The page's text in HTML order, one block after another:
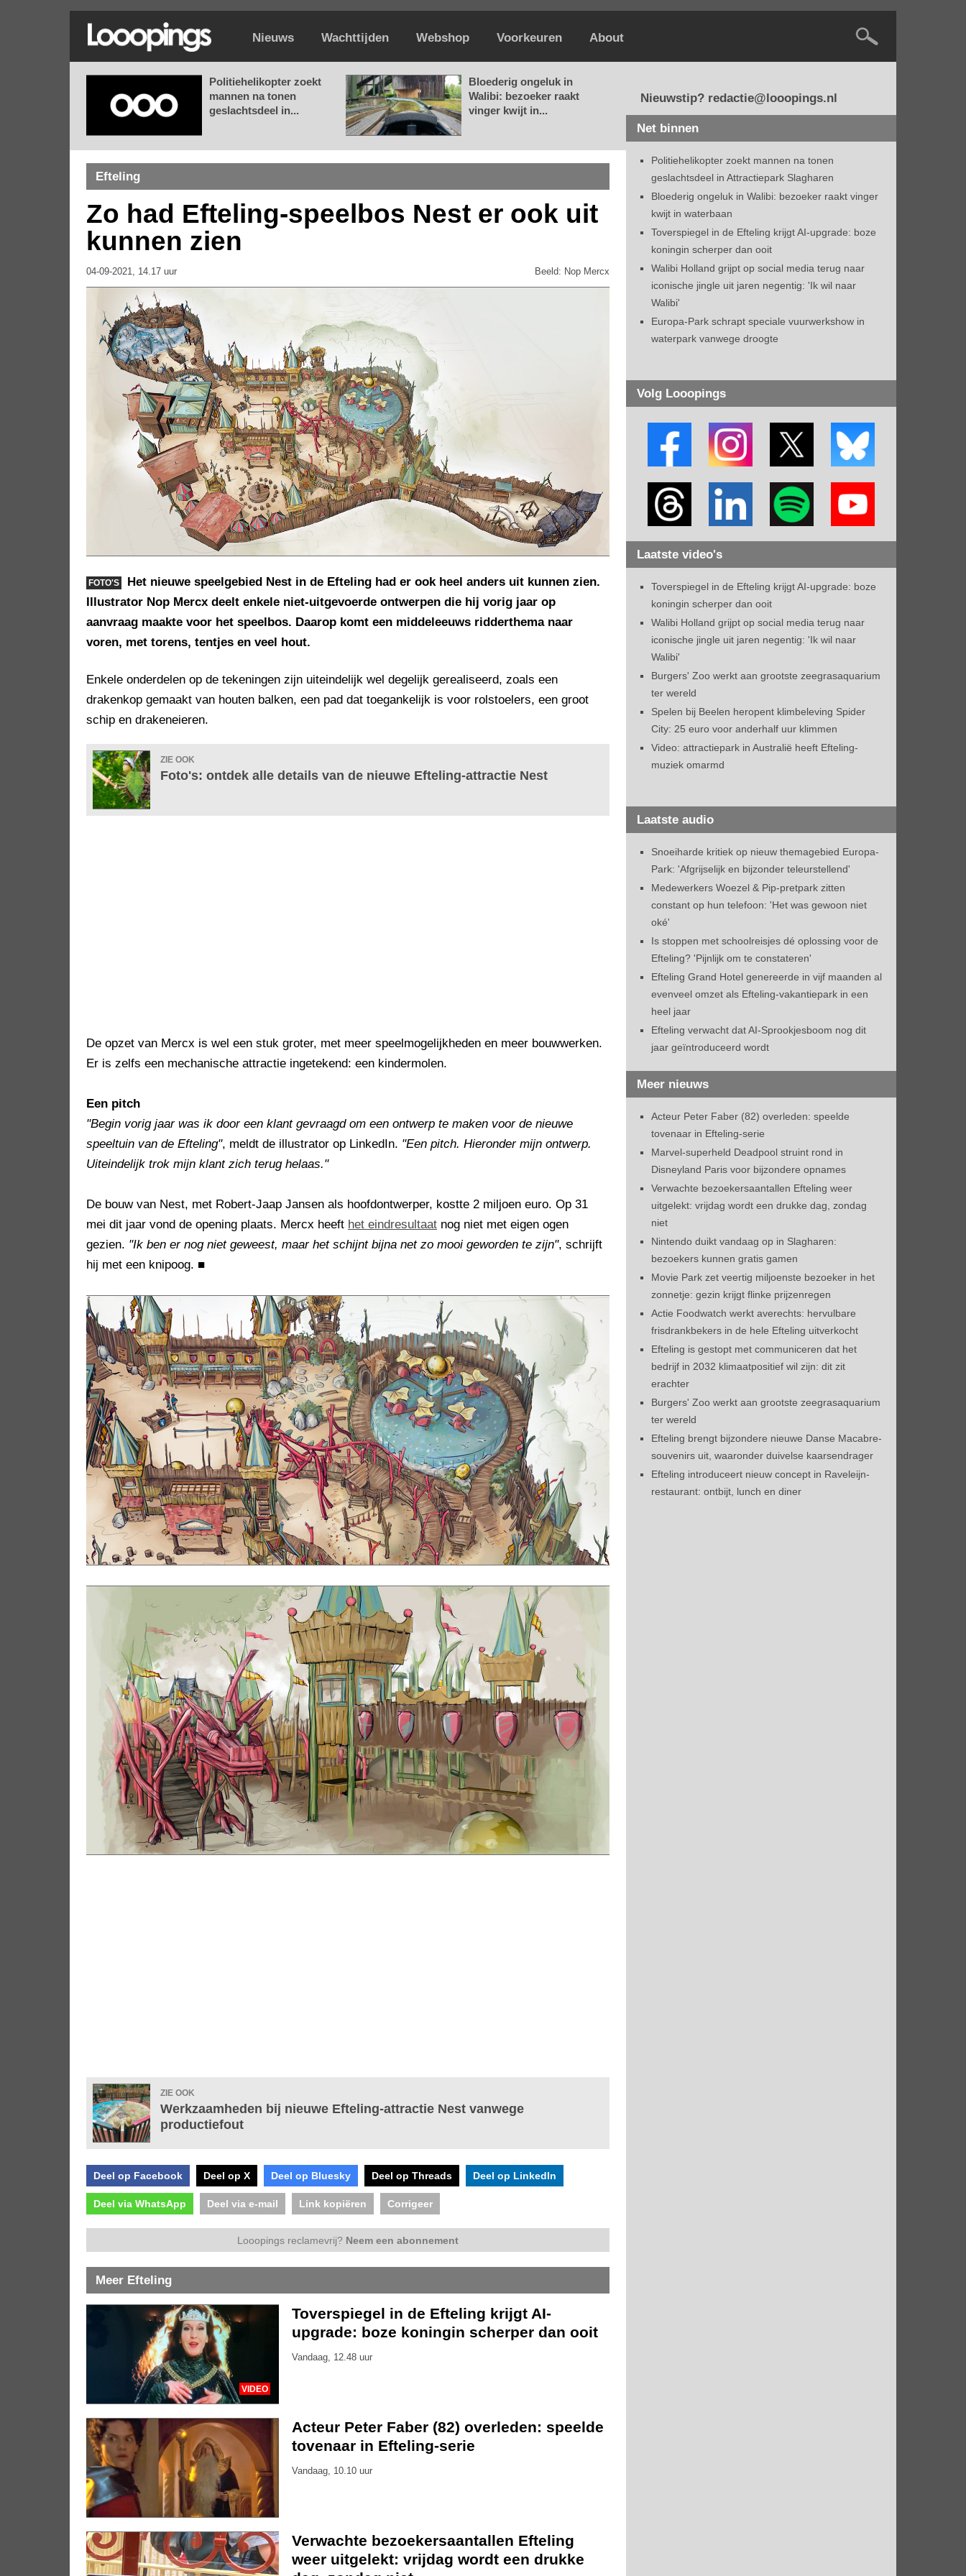
Nieuws Wachttijden Webshop Voorkeuren About
Politiehelikopter zoekt
mannen na tonen
geslachtsdeel in...
Bloederig ongeluk in
Walibi: bezoeker raakt
vinger kwijt in...
Efteling
Zo had Efteling-speelbos Nest er ook uit
kunnen zien
04-09-2021, 14.17 uur Beeld: Nop Mercx
FOTO'S
Het nieuwe speelgebied Nest in de Efteling had er ook heel anders uit kunnen zien.
Illustrator Nop Mercx deelt enkele niet-uitgevoerde ontwerpen die hij vorig jaar op
aanvraag maakte voor het speelbos. Daarop komt een middeleeuws ridderthema naar
voren, met torens, tentjes en veel hout.
Enkele onderdelen op de tekeningen zijn uiteindelijk wel degelijk gerealiseerd, zoals een
drakenkop gemaakt van houten balken, een pad dat toegankelijk is voor rolstoelers, een groot
schip en drakeneieren.
ZIE OOK
Foto's: ontdek alle details van de nieuwe Efteling-attractie Nest
De opzet van Mercx is wel een stuk groter, met meer speelmogelijkheden en meer bouwwerken.
Er is zelfs een mechanische attractie ingetekend: een kindermolen.
Een pitch
"Begin vorig jaar was ik door een klant gevraagd om een ontwerp te maken voor de nieuwe
speeltuin van de Efteling", meldt de illustrator op LinkedIn. "Een pitch. Hieronder mijn ontwerp.
Uiteindelijk trok mijn klant zich terug helaas."
De bouw van Nest, met Robert-Jaap Jansen als hoofdontwerper, kostte 2 miljoen euro. Op 31
mei dit jaar vond de opening plaats. Mercx heeft het eindresultaat nog niet met eigen ogen
gezien. "Ik ben er nog niet geweest, maar het schijnt bijna net zo mooi geworden te zijn", schrijft
hij met een knipoog. ■
ZIE OOK
Werkzaamheden bij nieuwe Efteling-attractie Nest vanwege
productiefout
Deel op Facebook Deel op X Deel op Bluesky Deel op Threads Deel op LinkedIn
Deel via WhatsApp Deel via e-mail Link kopiëren Corrigeer
Looopings reclamevrij? Neem een abonnement
Meer Efteling
VIDEO
Toverspiegel in de Efteling krijgt AI-
upgrade: boze koningin scherper dan ooit
Vandaag, 12.48 uur
Acteur Peter Faber (82) overleden: speelde
tovenaar in Efteling-serie
Vandaag, 10.10 uur
Verwachte bezoekersaantallen Efteling
weer uitgelekt: vrijdag wordt een drukke
Nieuwstip? redactie@looopings.nl
Net binnen
Politiehelikopter zoekt mannen na tonen
geslachtsdeel in Attractiepark Slagharen
Bloederig ongeluk in Walibi: bezoeker raakt vinger
kwijt in waterbaan
Toverspiegel in de Efteling krijgt AI-upgrade: boze
koningin scherper dan ooit
Walibi Holland grijpt op social media terug naar
iconische jingle uit jaren negentig: 'Ik wil naar
Walibi'
Europa-Park schrapt speciale vuurwerkshow in
waterpark vanwege droogte
Volg Looopings
Laatste video's
Toverspiegel in de Efteling krijgt AI-upgrade: boze
koningin scherper dan ooit
Walibi Holland grijpt op social media terug naar
iconische jingle uit jaren negentig: 'Ik wil naar
Walibi'
Burgers' Zoo werkt aan grootste zeegrasaquarium
ter wereld
Spelen bij Beelen heropent klimbeleving Spider
City: 25 euro voor anderhalf uur klimmen
Video: attractiepark in Australië heeft Efteling-
muziek omarmd
Laatste audio
Snoeiharde kritiek op nieuw themagebied Europa-
Park: 'Afgrijselijk en bijzonder teleurstellend'
Medewerkers Woezel & Pip-pretpark zitten
constant op hun telefoon: 'Het was gewoon niet
oké'
Is stoppen met schoolreisjes dé oplossing voor de
Efteling? 'Pijnlijk om te constateren'
Efteling Grand Hotel genereerde in vijf maanden al
evenveel omzet als Efteling-vakantiepark in een
heel jaar
Efteling verwacht dat AI-Sprookjesboom nog dit
jaar geïntroduceerd wordt
Meer nieuws
Acteur Peter Faber (82) overleden: speelde
tovenaar in Efteling-serie
Marvel-superheld Deadpool struint rond in
Disneyland Paris voor bijzondere opnames
Verwachte bezoekersaantallen Efteling weer
uitgelekt: vrijdag wordt een drukke dag, zondag
niet
Nintendo duikt vandaag op in Slagharen:
bezoekers kunnen gratis gamen
Movie Park zet veertig miljoenste bezoeker in het
zonnetje: gezin krijgt flinke prijzenregen
Actie Foodwatch werkt averechts: hervulbare
frisdrankbekers in de hele Efteling uitverkocht
Efteling is gestopt met communiceren dat het
bedrijf in 2032 klimaatpositief wil zijn: dit zit
erachter
Burgers' Zoo werkt aan grootste zeegrasaquarium
ter wereld
Efteling brengt bijzondere nieuwe Danse Macabre-
souvenirs uit, waaronder duivelse kaarsendrager
Efteling introduceert nieuw concept in Raveleijn-
restaurant: ontbijt, lunch en diner